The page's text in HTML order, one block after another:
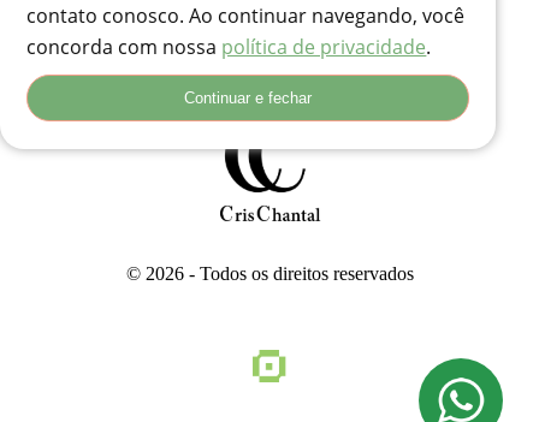
contato@crischantal.com.br
Rua Durval jungles 240 - Pinheirinho, Curitiba-PR
Rua Adolfo Corso, 74 - Santa Rita, Lages - SC, 88503-180
© 2026 - Todos os direitos reservados
contato conosco. Ao continuar navegando, você
concorda com nossa política de privacidade.
Continuar e fechar